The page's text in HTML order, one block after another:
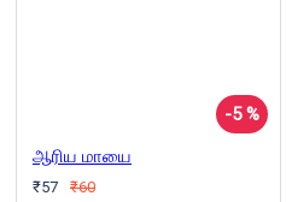
-5 %
ஆரிய மாயை
₹57 ₹60